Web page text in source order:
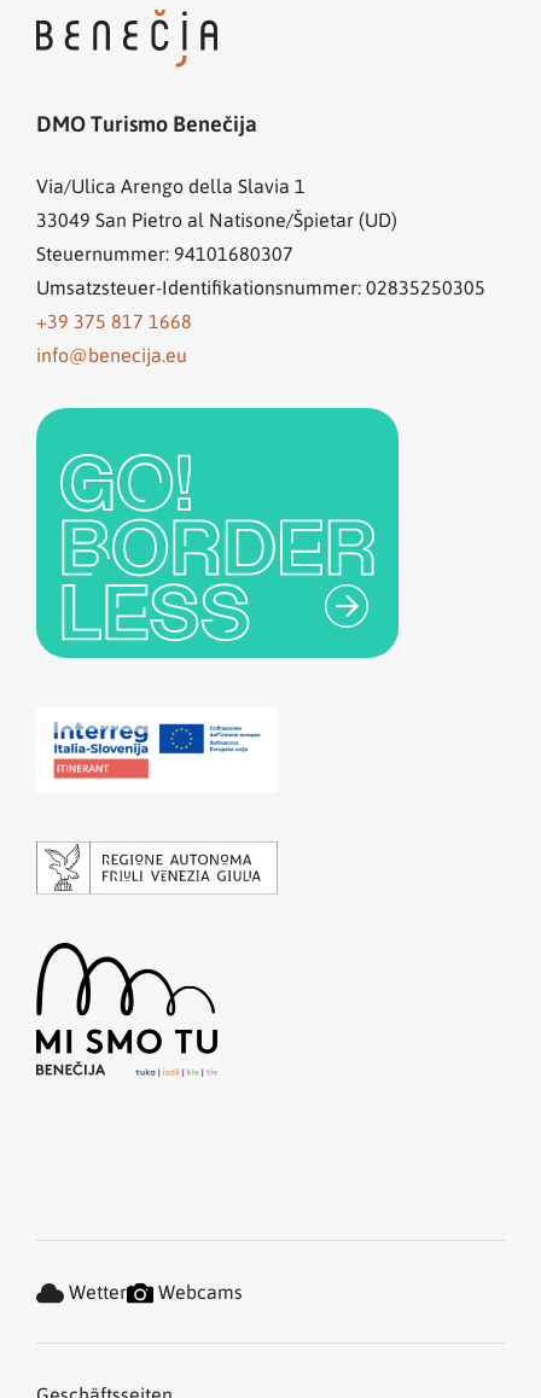
DMO Turismo Benečija
Via/Ulica Arengo della Slavia 1
33049 San Pietro al Natisone/Špietar (UD)
Steuernummer: 94101680307
Umsatzsteuer-Identifikationsnummer: 02835250305
+39 375 817 1668
info@benecija.eu
Wetter Webcams